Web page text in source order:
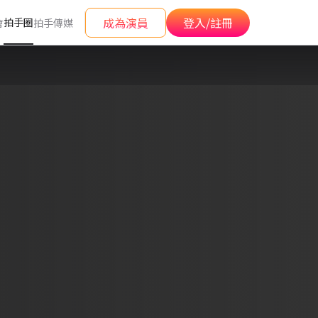
拍手圈拍手傳媒 成為演員 登入/註冊